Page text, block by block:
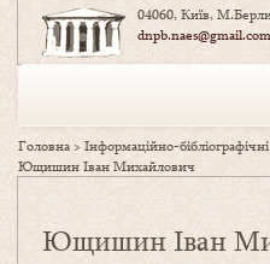
04060, Київ,
dnpb.naes@gmail.com
Головна >Інформаційно-
Ющишин Іван Михайлович
Ющишин Іван